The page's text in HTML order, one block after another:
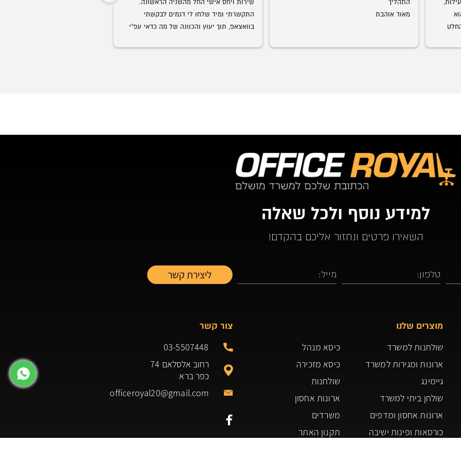
מוצרים ברמת גימור מדהימה. עכשיו הוא
התחיל להביא חדרי ילדים גם אנחנו בהחלט
התהליך
מאוד אוהבת
עמג'אד, גבר שבגברים.
למידע נוסף ולכל שאלה
השאירו פרטים ונחזור אליכם בהקדם!
מוצרים שלנו
שולחנות למשרד
ארונות ומגירות למשרד
גיימינג
שולחן ביתי למשרד
ארונות אחסון ומדפים
כורסאות ופינות ישיבה
כיסא מנהל
כיסא מזכירה
שולחנות
ארונות אחסון
משרדים
תקנון האתר
צור קשר
03-5507448
רחוב אלסלאם 74
כפר ברא
officeroyal20@gmail.com